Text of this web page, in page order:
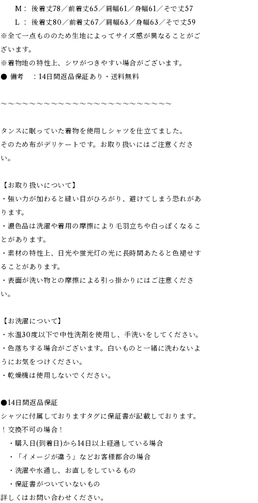
M： 後着丈78／前着丈65／肩幅61／身幅61／そで丈57
L ： 後着丈80／前着丈67／肩幅63／身幅63／そで丈59
※全て一点もののため生地によってサイズ感が異なることがご
ざいます。
※着物地の特性上、シワがつきやすい場合がございます。
● 備考 ：14日間返品保証あり・送料無料
〜〜〜〜〜〜〜〜〜〜〜〜〜〜〜〜〜〜〜〜〜〜〜〜
タンスに眠っていた着物を使用しシャツを仕立てました。
そのため布がデリケートです。お取り扱いにはご注意くださ
い。
【お取り扱いについて】
・強い力が加わると縫い目がひろがり、避けてしまう恐れがあ
ります。
・濃色品は洗濯や着用の摩擦により毛羽立ちや白っぽくなるこ
とがあります。
・素材の特性上、日光や蛍光灯の光に長時間あたると色褪せす
ることがあります。
・表面が洗い物との摩擦による引っ掛かりにはご注意くださ
い。
【お洗濯について】
・水温30度以下で中性洗剤を使用し、手洗いをしてください。
・色落ちする場合がございます。白いものと一緒に洗わないよ
うにお気をつけください。
・乾燥機は使用しないでください。
●14日間返品保証
シャツに付属しておりますタグに保証書が記載しております。
！交換不可の場合！
・購入日(到着日)から14日以上経過している場合
・「イメージが違う」などお客様都合の場合
・洗濯や水通し、お直しをしているもの
・保証書がついていないもの
詳しくはお問い合わせください。